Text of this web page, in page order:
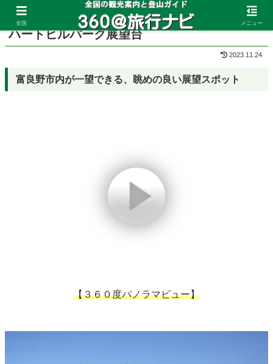
ホーム 北海道 富良野
ハートヒルパーク展望台
2023.11.24
富良野市内が一望できる、眺めの良い展望スポット
【３６０度パノラマビュー】
全国 メニュー